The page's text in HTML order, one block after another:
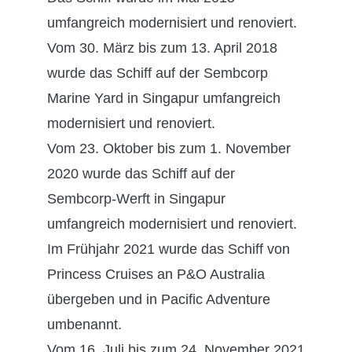
umfangreich modernisiert und renoviert.
Vom 30. März bis zum 13. April 2018
wurde das Schiff auf der Sembcorp
Marine Yard in Singapur umfangreich
modernisiert und renoviert.
Vom 23. Oktober bis zum 1. November
2020 wurde das Schiff auf der
Sembcorp-Werft in Singapur
umfangreich modernisiert und renoviert.
Im Frühjahr 2021 wurde das Schiff von
Princess Cruises an P&O Australia
übergeben und in Pacific Adventure
umbenannt.